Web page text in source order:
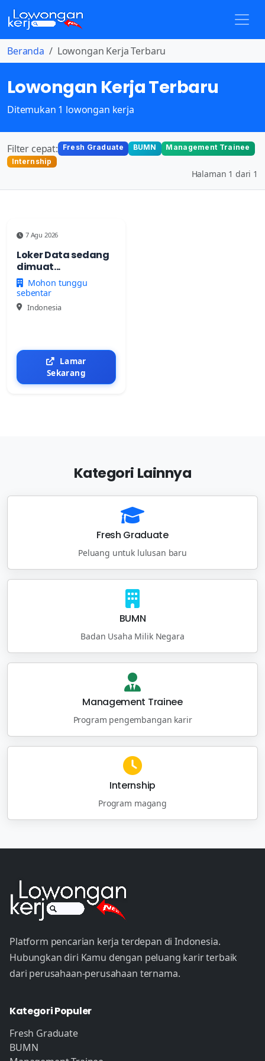
Beranda Lowongan Kerja Terbaru
Lowongan Kerja Terbaru
Ditemukan 1 lowongan kerja
Filter cepat: Fresh Graduate BUMN
Management Trainee
Internship
Halaman 1 dari 1
7 Agu 2026
Loker Data sedang
dimuat...
Mohon tunggu
sebentar
Indonesia
Lamar
Sekarang
Kategori Lainnya
Fresh Graduate
Peluang untuk lulusan baru
BUMN
Badan Usaha Milik Negara
Management Trainee
Program pengembangan karir
Internship
Program magang
Platform pencarian kerja terdepan di Indonesia.
Hubungkan diri Kamu dengan peluang karir terbaik
dari perusahaan-perusahaan ternama.
Kategori Populer
Fresh Graduate
BUMN